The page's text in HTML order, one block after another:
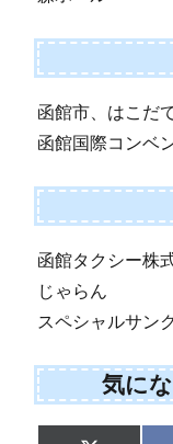
函館市、はこだ
函館国際コンベ
函館タクシー株
じゃらん
スペシャルサン
気に